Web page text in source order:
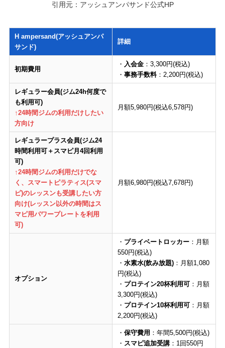
引用元：アッシュアンパサンド公式HP
H ampersand(アッシュアンパ
サンド)
詳細
初期費用
・ 入会金：3,300円(税込)
・ 事務手数料：2,200円(税込)
レギュラー会員(ジム24h何度で
も利用可)
↑24時間ジムの利用だけしたい
方向け
月額5,980円(税込6,578円)
レギュラープラス会員(ジム24
時間利用可＋スマピ月4回利用
可)
↑24時間ジムの利用だけでな
く、スマートピラティス(スマ
ピ)のレッスンも受講したい方
向け(レッスン以外の時間はス
マピ用パワープレートを利用
可)
月額6,980円(税込7,678円)
オプション
・ プライベートロッカー：月額
550円(税込)
・ 水素水(飲み放題)：月額1,080
円(税込)
・ プロテイン20杯利用可：月額
3,300円(税込)
・ プロテイン10杯利用可：月額
2,200円(税込)
・ 保守費用 ：年間5,500円(税込)
・ スマピ追加受講：1回550円